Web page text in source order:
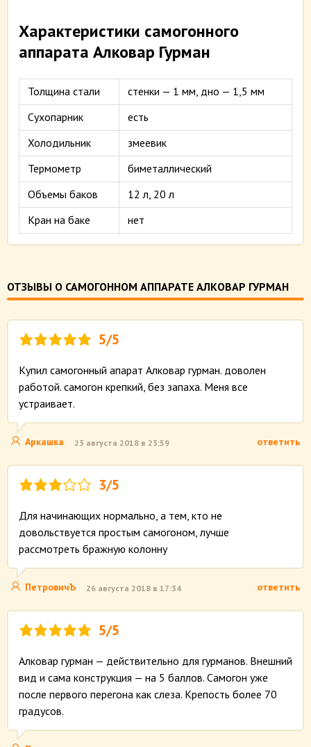
Характеристики самогонного
аппарата Алковар Гурман
Толщина стали
стенки — 1 мм, дно — 1,5 мм
Сухопарник
есть
Холодильник
змеевик
Термометр
биметаллический
Объемы баков
12 л, 20 л
Кран на баке
нет
ОТЗЫВЫ О САМОГОННОМ АППАРАТЕ АЛКОВАР ГУРМАН
5/5
Купил самогонный апарат Алковар гурман. доволен
работой. самогон крепкий, без запаха. Меня все
устраивает.
Аркашка 23 августа 2018 в 23:59 ответить
3/5
Для начинающих нормально, а тем, кто не
довольствуется простым самогоном, лучше
рассмотреть бражную колонну
ПетровичЪ 26 августа 2018 в 17:34 ответить
5/5
Алковар гурман — действительно для гурманов. Внешний
вид и сама конструкция — на 5 баллов. Самогон уже
после первого перегона как слеза. Крепость более 70
градусов.